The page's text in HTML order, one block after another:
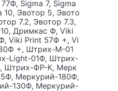
Sigma 7, Sigma
10, Эвотор 5, Эвото
7.2, Эвотор 7.3,
Дримкас Ф, Viki
Viki Print 57Ф +, Vi
+, Штрих-М-01
Light-01Ф, Штрих-
Штрих-ФР-К, Мерк
Меркурий-180Ф,
130Ф, Меркурий-